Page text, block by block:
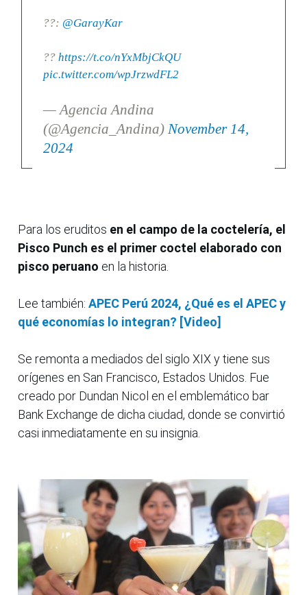
??: @GarayKar
?? https://t.co/nYxMbjCkQU
pic.twitter.com/wpJrzwdFL2
— Agencia Andina
(@Agencia_Andina) November 14,
2024
Para los eruditos en el campo de la coctelería, el
Pisco Punch es el primer coctel elaborado con
pisco peruano en la historia.
Lee también: APEC Perú 2024, ¿Qué es el APEC y
qué economías lo integran? [Video]
Se remonta a mediados del siglo XIX y tiene sus
orígenes en San Francisco, Estados Unidos. Fue
creado por Dundan Nicol en el emblemático bar
Bank Exchange de dicha ciudad, donde se convirtió
casi inmediatamente en su insignia.